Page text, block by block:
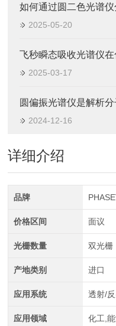
如何通过圆二色光谱
2025-05-20
飞秒瞬态吸收光谱仪
2025-03-17
圆偏振光谱仪是解析
2024-12-16
详细介绍
品牌
价格区间 面议
光栅数量 双光栅
产地类别 进口
应用系统 透射/
应用领域 化工,